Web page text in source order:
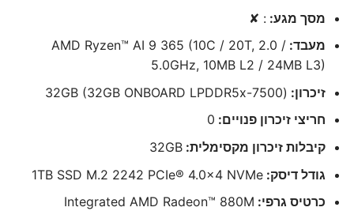
מסך מגע: : ✘
מעבד: AMD Ryzen™ AI 9 365 (10C / 20T, 2.0 /
5.0GHz, 10MB L2 / 24MB L3)
זיכרון: (32GB (32GB ONBOARD LPDDR5x-7500
חריצי זיכרון פנויים: 0
קיבלות זיכרון מקסימלית: 32GB
גודל דיסק: 1TB SSD M.2 2242 PCIe® 4.0×4 NVMe
כרטיס גרפי: Integrated AMD Radeon™ 880M